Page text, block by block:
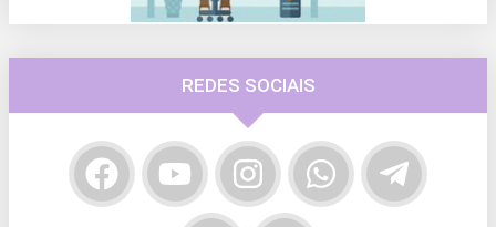
REDES SOCIAIS